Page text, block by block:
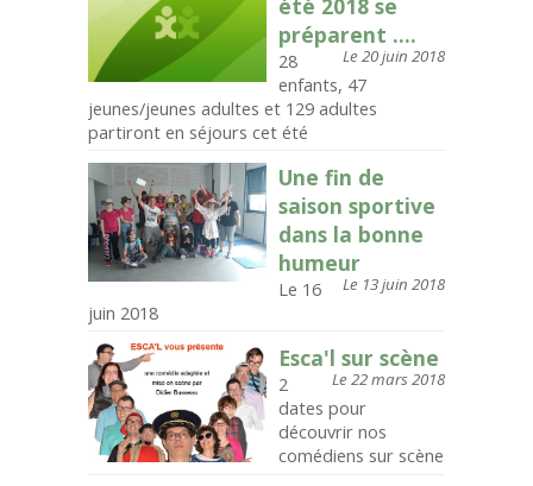
été 2018 se
préparent ....
Le 20 juin 2018
28
enfants, 47
jeunes/jeunes adultes et 129 adultes
partiront en séjours cet été
Une fin de
saison sportive
dans la bonne
humeur
Le 13 juin 2018
Le 16
juin 2018
Esca'l sur scène
Le 22 mars 2018
2
dates pour
découvrir nos
comédiens sur scène